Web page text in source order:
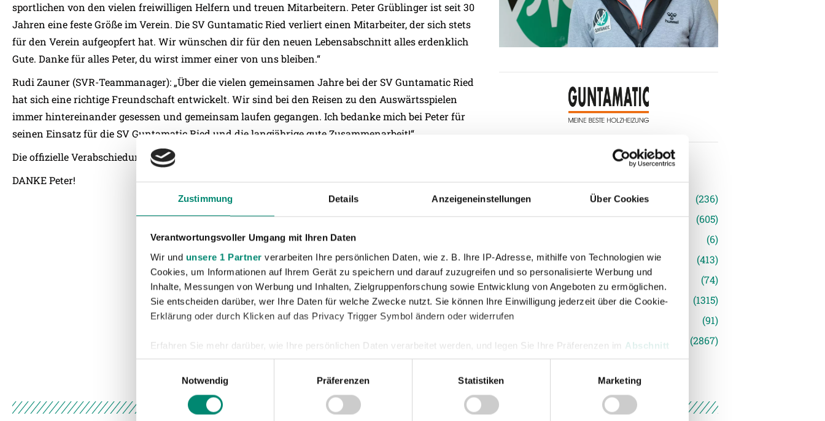
Zustimmung Details Anzeigeneinstellungen Über Cookies
Verantwortungsvoller Umgang mit Ihren Daten
Wir und unsere 1 Partner verarbeiten Ihre persönlichen Daten, wie z. B. Ihre IP-Adresse, mithilfe von Technologien wie
Cookies, um Informationen auf Ihrem Gerät zu speichern und darauf zuzugreifen und so personalisierte Werbung und
Inhalte, Messungen von Werbung und Inhalten, Zielgruppenforschung sowie Entwicklung von Angeboten zu ermöglichen.
Sie entscheiden darüber, wer Ihre Daten für welche Zwecke nutzt. Sie können Ihre Einwilligung jederzeit über die Cookie-
Erklärung oder durch Klicken auf das Privacy Trigger Symbol ändern oder widerrufen
Erfahren Sie mehr darüber, wie Ihre persönlichen Daten verarbeitet werden, und legen Sie Ihre Präferenzen im Abschnitt
Einzelheitenfest.
Wir verwenden Cookies, um Inhalte und Anzeigen zu personalisieren, Funktionen für soziale Medien anbieten zu können
und die Zugriffe auf unsere Website zu analysieren. Außerdem geben wir Informationen zu Ihrer Verwendung unserer
Notwendig
Präferenzen Statistiken Marketing
sportlichen von den vielen freiwilligen Helfern und treuen Mitarbeitern. Peter Grüblinger ist seit 30
Jahren eine feste Größe im Verein. Die SV Guntamatic Ried verliert einen Mitarbeiter, der sich stets
für den Verein aufgeopfert hat. Wir wünschen dir für den neuen Lebensabschnitt alles erdenklich
Gute. Danke für alles Peter, du wirst immer einer von uns bleiben.“
Rudi Zauner (SVR-Teammanager): „Über die vielen gemeinsamen Jahre bei der SV Guntamatic Ried
hat sich eine richtige Freundschaft entwickelt. Wir sind bei den Reisen zu den Auswärtsspielen
immer hintereinander gesessen und gemeinsam laufen gegangen. Ich bedanke mich bei Peter für
seinen Einsatz für die SV Guntamatic Ried und die langjährige gute Zusammenarbeit!“
Die offizielle Verabschiedung findet beim Heimspiel gegen die Austria am 21.5.2021 statt.
DANKE Peter!
Akademie
(236)
Allgemeine News
(605)
(6)
Junge Wikinger Ried
(413)
Nachwuchs
(74)
Profis
(1315)
Ticketing
(91)
Unkategorisiert
(2867)